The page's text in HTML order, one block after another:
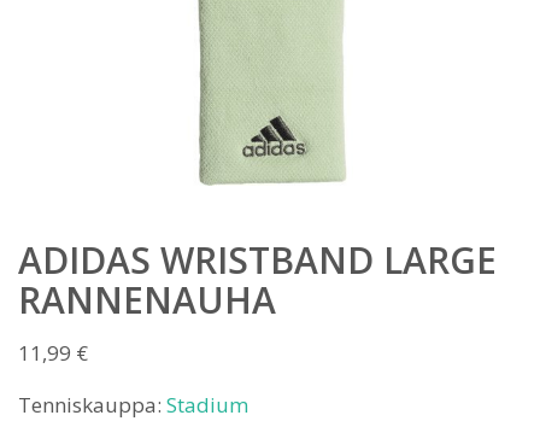
ADIDAS WRISTBAND LARGE
RANNENAUHA
11,99 €
Tenniskauppa: Stadium